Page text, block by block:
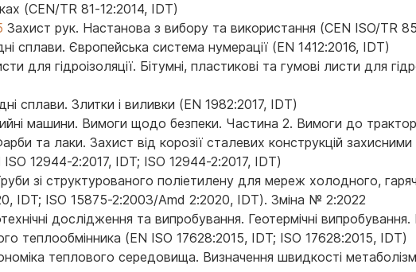
(CEN/TR 81-12:2014, IDT)
Захист рук. Настанова з вибору та використання (CEN ISO/TR
сплави. Європейська система нумерації (EN 1412:2016, IDT)
для гідроізоляції. Бітумні, пластикові та гумові листи для
сплави. Злитки і виливки (EN 1982:2017, IDT)
машини. Вимоги щодо безпеки. Частина 2. Вимоги до
та лаки. Захист від корозії сталевих конструкцій
12944-2:2017, IDT; ISO 12944-2:2017, IDT)
зі структурованого поліетилену для мереж холодного,
IDT; ISO 15875-2:2003/Amd 2:2020, IDT). Зміна № 2:2022
дослідження та випробування. Геотермічні
теплообмінника (EN ISO 17628:2015, IDT; ISO 17628:2015, IDT)
теплового середовища. Визначення швидкості